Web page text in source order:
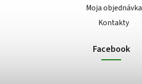
Moja objednávka
Kontakty
Facebook